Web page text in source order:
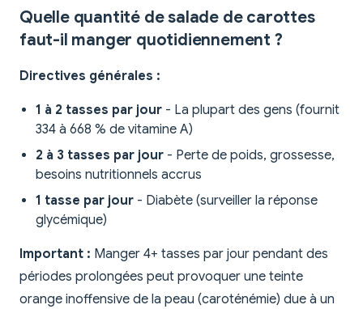
Quelle quantité de salade de carottes
faut-il manger quotidiennement ?
Directives générales :
1 à 2 tasses par jour - La plupart des gens (fournit
334 à 668 % de vitamine A)
2 à 3 tasses par jour - Perte de poids, grossesse,
besoins nutritionnels accrus
1 tasse par jour - Diabète (surveiller la réponse
glycémique)
Important : Manger 4+ tasses par jour pendant des
périodes prolongées peut provoquer une teinte
orange inoffensive de la peau (caroténémie) due à un